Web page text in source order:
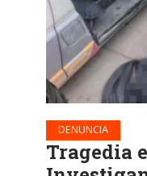
DENUNCIA
Tragedia